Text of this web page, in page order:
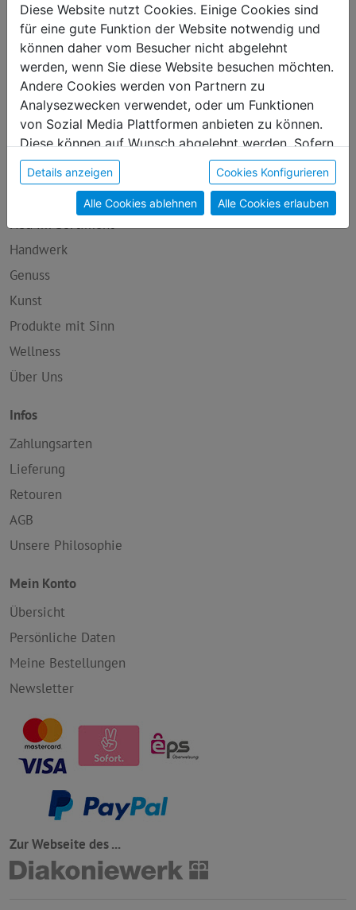
Kontakt
+43 7235 / 63251 664
onlineshop@diakoniewerk.at
Martin-Boos-Straße 4
4210 Gallneukirchen
Produktkategorien
Neu im Sortiment
Handwerk
Genuss
Kunst
Produkte mit Sinn
Wellness
Über Uns
Infos
Zahlungsarten
Lieferung
Retouren
AGB
Unsere Philosophie
Mein Konto
Übersicht
Persönliche Daten
Meine Bestellungen
Newsletter
Zur Webseite des ...
Diese Website nutzt Cookies. Einige Cookies sind
für eine gute Funktion der Website notwendig und
können daher vom Besucher nicht abgelehnt
werden, wenn Sie diese Website besuchen möchten.
Andere Cookies werden von Partnern zu
Analysezwecken verwendet, oder um Funktionen
von Sozial Media Plattformen anbieten zu können.
Diese können auf Wunsch abgelehnt werden. Sofern
sie unsere Webseite weiter nutzen, geben Sie
Einwilligung zu unseren Cookies.
Details anzeigen Cookies Konfigurieren
Alle Cookies ablehnen Alle Cookies erlauben